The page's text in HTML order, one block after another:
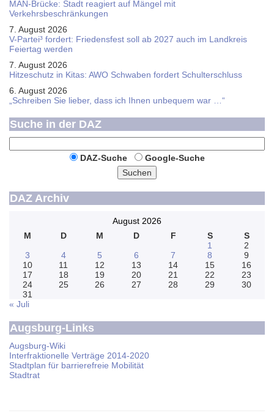
MAN-Brücke: Stadt reagiert auf Mängel mit
Verkehrsbeschränkungen
7. August 2026
V-Partei­³ fordert: Friedens­fest soll ab 2027 auch im Land­kreis
Feier­tag werden
7. August 2026
Hitzeschutz in Kitas: AWO Schwaben fordert Schulterschluss
6. August 2026
„Schreiben Sie lieber, dass ich Ihnen unbequem war …“
Suche in der DAZ
DAZ-Suche
Google-Suche
Suchen
DAZ Archiv
August 2026
M
D M D F S
S
1
2
3
4 5 6 7 8
9
10
11 12 13 14 15
16
17
18 19 20 21 22
23
24
25 26 27 28 29
30
31
« Juli
Augsburg-Links
Augsburg-Wiki
Interfraktionelle Verträge 2014-2020
Stadtplan für barrierefreie Mobilität
Stadtrat